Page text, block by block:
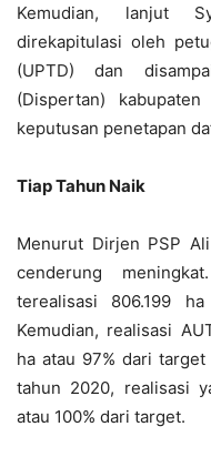
Kemudian, lanjut
direkapitulasi oleh
(UPTD) dan
(Dispertan)
keputusan penetapan
Tiap Tahun Naik
Menurut Dirjen PSP
cenderung
terealisasi 806.199
Kemudian, realisasi
ha atau 97% dari
tahun 2020, realisasi
atau 100% dari target.